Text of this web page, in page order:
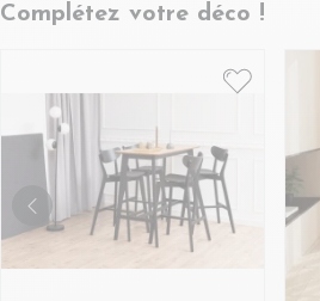
Complétez votre déco !